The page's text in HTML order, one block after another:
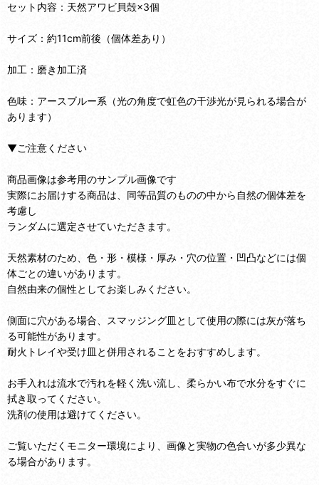
セット内容：天然アワビ貝殻×3個
サイズ：約11cm前後（個体差あり）
加工：磨き加工済
色味：アースブルー系（光の角度で虹色の干渉光が見られる場合が
あります）
▼ご注意ください
商品画像は参考用のサンプル画像です
実際にお届けする商品は、同等品質のものの中から自然の個体差を
考慮し
ランダムに選定させていただきます。
天然素材のため、色・形・模様・厚み・穴の位置・凹凸などには個
体ごとの違いがあります。
自然由来の個性としてお楽しみください。
側面に穴がある場合、スマッジング皿として使用の際には灰が落ち
る可能性があります。
耐火トレイや受け皿と併用されることをおすすめします。
お手入れは流水で汚れを軽く洗い流し、柔らかい布で水分をすぐに
拭き取ってください。
洗剤の使用は避けてください。
ご覧いただくモニター環境により、画像と実物の色合いが多少異な
る場合があります。